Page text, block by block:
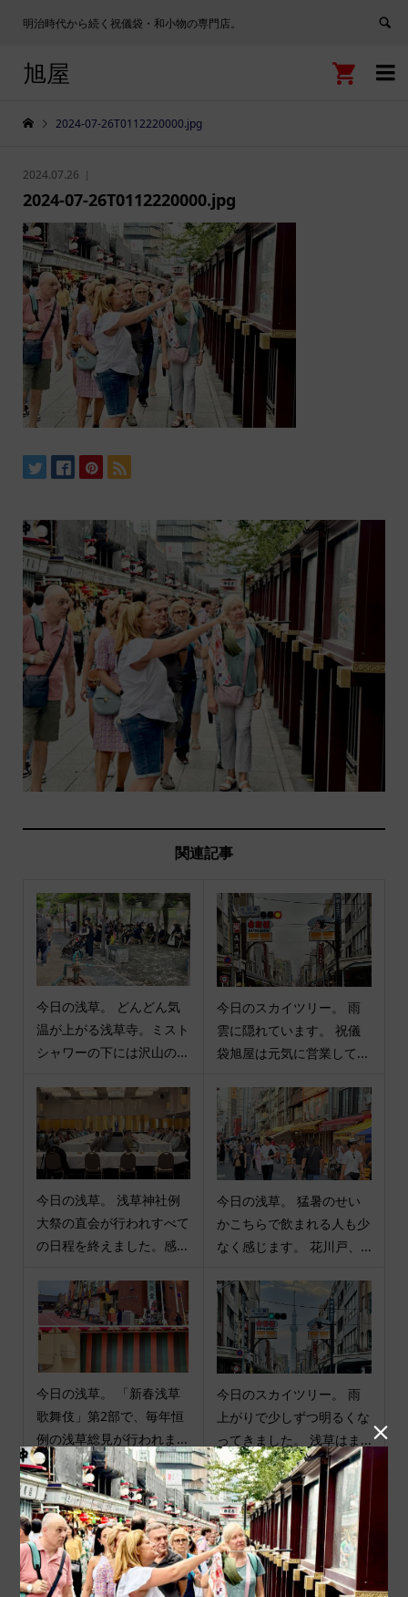
明治時代から続く祝儀袋・和小物の専門店。

旭屋 
2024-07-26T0112220000.jpg
2024.07.26
2024-07-26T0112220000.jpg
関連記事
今日の浅草。 どんどん気
温が上がる浅草寺。ミスト
シャワーの下には沢山の...
今日のスカイツリー。 雨
雲に隠れています。 祝儀
袋旭屋は元気に営業して...
今日の浅草。 浅草神社例
大祭の直会が行われすべて
の日程を終えました。感...
今日の浅草。 猛暑のせい
かこちらで飲まれる人も少
なく感じます。 花川戸、...
今日の浅草。 「新春浅草
歌舞伎」第2部で、毎年恒
例の浅草総見が行われま...
今日のスカイツリー。 雨
上がりで少しずつ明るくな
ってきました。 浅草はま...
商品カテゴリ
商品ジャンル
